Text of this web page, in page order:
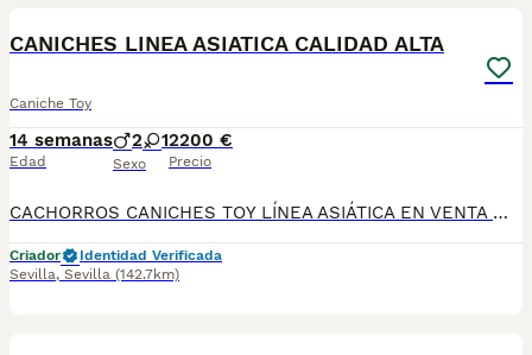
CANICHES LINEA ASIATICA CALIDAD ALTA
Caniche Toy
14 semanas
Edad
2 1
Sexo
2200 €
Precio
CACHORROS CANICHES TOY LÍNEA ASIÁTICA EN VENTA 🐩 DISPONIBLES PRECIOSOS CACHORROS DE CANICHE TOY LÍNEA ASIÁTICA, DESTACANDO POR SU EXCELENTE PELAJE, BONITA MORFOLOGÍA Y EXCELENTE CARÁCTER. CRIADOS EN AMBIENTE FAMILIAR, CON MUCHA DEDICACIÓN Y SOCIALIZACIÓN DESDE SUS PRIMEROS DÍAS, LO QUE GARANTIZA CACHORROS EQUILIBRADOS, CARIÑOSOS Y PERFECTAMENTE ADAPTADOS A LA VIDA EN FAMILIA. SOMOS CRIADERO RESPONSABLE Y PROFESIONAL, COMPROMETIDO CON LA SALUD, CALIDAD Y BIENESTAR DE NUESTROS PERROS. SE ENTREGAN CON: ✔ CARTILLA SANITARIA ✔ CICLO DE VACUNACIÓN COMPLETO (3 VACUNAS) ✔ DESPARASITACIONES INTERNAS Y EXTERNAS ✔ MICROCHIP ✔ PASAPORTE ✔ TODO PUESTO A NOMBRE DEL NUEVO PROPIETARIO 📞 PARA MÁS INFORMACIÓN O RESERVAS, CONTACTAR SIN COMPROMISO. INSTAGRAN: LATIDOS DEL SUR CON AMOR TIK-TOK FACEBOOK 👆👆 TELÉFONO:692918573
Criador
Identidad Verificada
Sevilla, Sevilla (142.7km)